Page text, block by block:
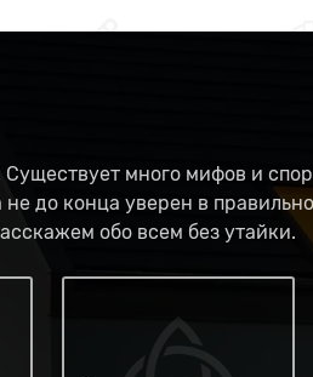
много мифов и
до конца уверен в
обо всем без утайки.